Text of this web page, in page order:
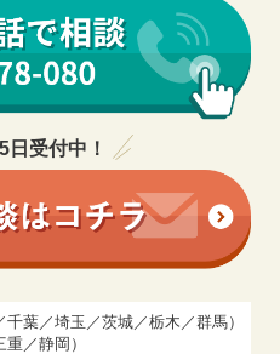
日受付中！
葉／埼玉／茨城／栃木／群馬）
／静岡）